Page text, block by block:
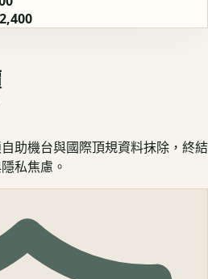
助機台與國際頂規資料抹除，終結
私焦慮。